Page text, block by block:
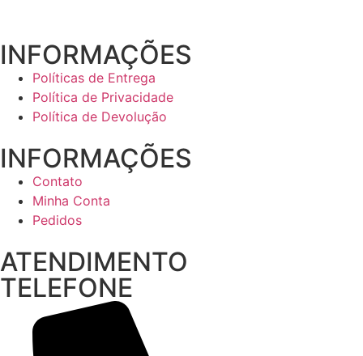
INFORMAÇÕES
Políticas de Entrega
Política de Privacidade
Política de Devolução
INFORMAÇÕES
Contato
Minha Conta
Pedidos
ATENDIMENTO
TELEFONE